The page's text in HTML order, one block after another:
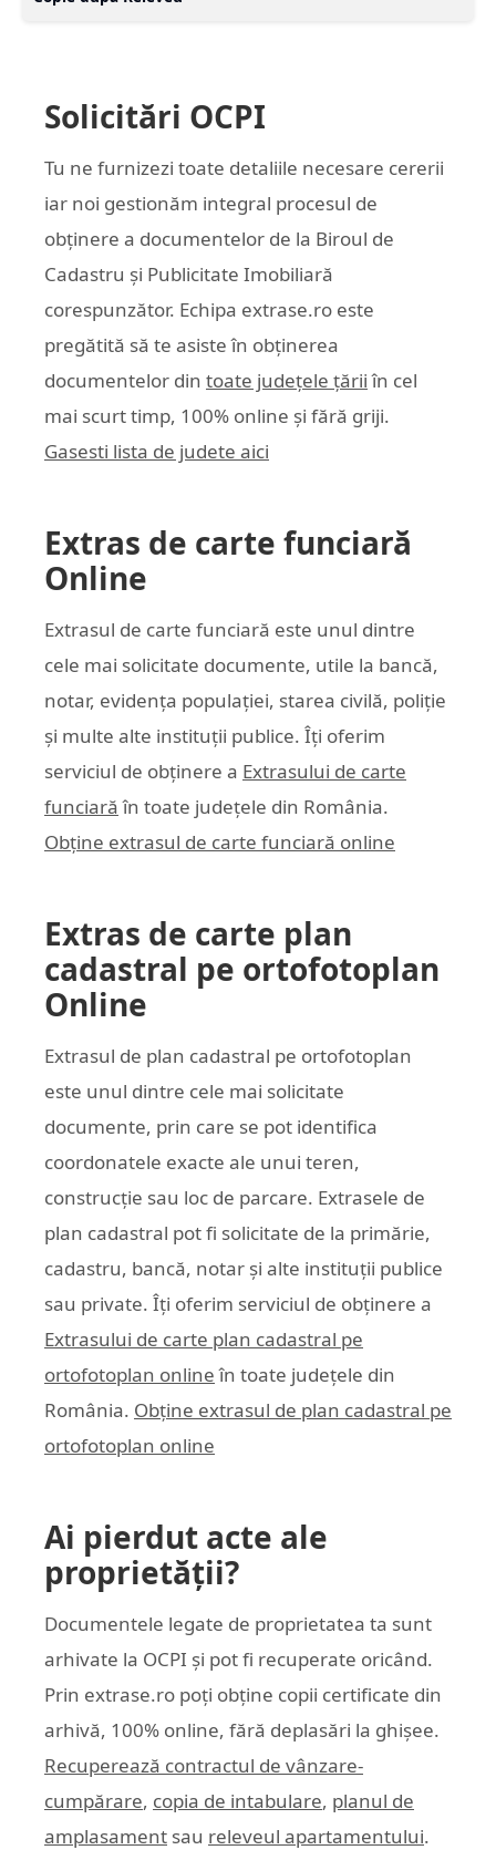
Solicitări OCPI
Tu ne furnizezi toate detaliile necesare cererii
iar noi gestionăm integral procesul de
obținere a documentelor de la Biroul de
Cadastru și Publicitate Imobiliară
corespunzător. Echipa extrase.ro este
pregătită să te asiste în obținerea
documentelor din toate județele țării în cel
mai scurt timp, 100% online și fără griji.
Gasesti lista de judete aici
Extras de carte funciară
Online
Extrasul de carte funciară este unul dintre
cele mai solicitate documente, utile la bancă,
notar, evidența populației, starea civilă, poliție
și multe alte instituții publice. Îți oferim
serviciul de obținere a Extrasului de carte
funciară în toate județele din România.
Obține extrasul de carte funciară online
Extras de carte plan
cadastral pe ortofotoplan
Online
Extrasul de plan cadastral pe ortofotoplan
este unul dintre cele mai solicitate
documente, prin care se pot identifica
coordonatele exacte ale unui teren,
construcție sau loc de parcare. Extrasele de
plan cadastral pot fi solicitate de la primărie,
cadastru, bancă, notar și alte instituții publice
sau private. Îți oferim serviciul de obținere a
Extrasului de carte plan cadastral pe
ortofotoplan online în toate județele din
România. Obține extrasul de plan cadastral pe
ortofotoplan online
Ai pierdut acte ale
proprietății?
Documentele legate de proprietatea ta sunt
arhivate la OCPI și pot fi recuperate oricând.
Prin extrase.ro poți obține copii certificate din
arhivă, 100% online, fără deplasări la ghișee.
Recuperează contractul de vânzare-
cumpărare, copia de intabulare, planul de
amplasament sau releveul apartamentului.